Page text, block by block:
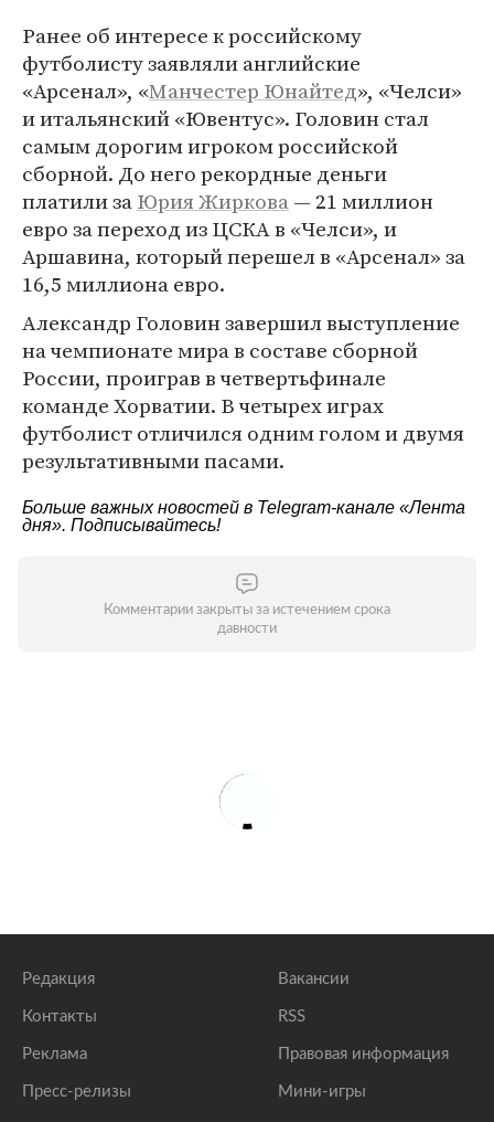
Ранее об интересе к российскому
футболисту заявляли английские
«Арсенал», «Манчестер Юнайтед», «Челси»
и итальянский «Ювентус». Головин стал
самым дорогим игроком российской
сборной. До него рекордные деньги
платили заЮрия Жиркова— 21 миллион
евро за переход из ЦСКА в «Челси», и
Аршавина, который перешел в «Арсенал» за
16,5 миллиона евро.
Александр Головин завершил выступление
на чемпионате мира в составе сборной
России, проиграв в четвертьфинале
команде Хорватии. В четырех играх
футболист отличился одним голом и двумя
результативными пасами.
Больше важных новостей в Telegram-канале «Лента
дня». Подписывайтесь!
Комментарии закрыты за истечением срока
давности
Редакция
Контакты
Реклама
Пресс-релизы
Вакансии
RSS
Правовая информация
Мини-игры